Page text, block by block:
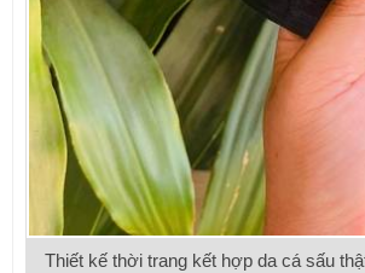
Thiết kế thời trang kết hợp da cá sấu